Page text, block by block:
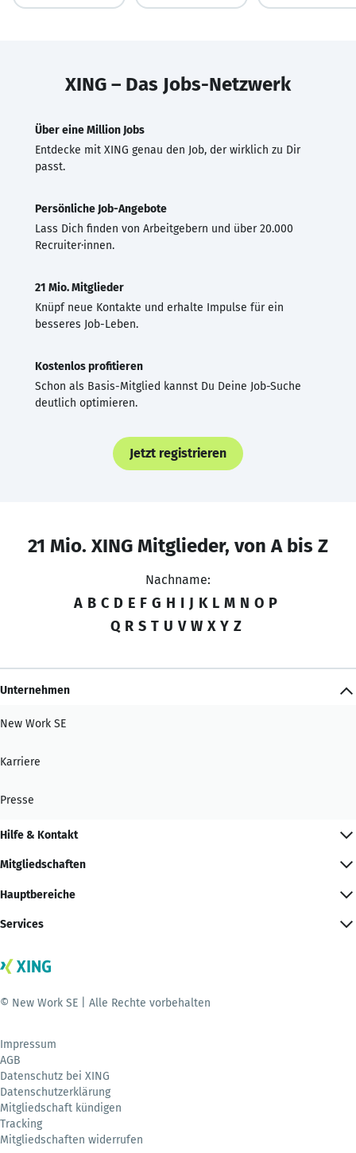
XING – Das Jobs-Netzwerk
Über eine Million Jobs
Entdecke mit XING genau den Job, der wirklich zu Dir
passt.
Persönliche Job-Angebote
Lass Dich finden von Arbeitgebern und über 20.000
Recruiter·innen.
21 Mio. Mitglieder
Knüpf neue Kontakte und erhalte Impulse für ein
besseres Job-Leben.
Kostenlos profitieren
Schon als Basis-Mitglied kannst Du Deine Job-Suche
deutlich optimieren.
Jetzt registrieren
21 Mio. XING Mitglieder, von A bis Z
Nachname:
A B C D E F G H I J K L M N O P
Q R S T U V W X Y Z
Unternehmen
New Work SE
Karriere
Presse
Hilfe & Kontakt
Mitgliedschaften
Hauptbereiche
Services
© New Work SE | Alle Rechte vorbehalten
Impressum
AGB
Datenschutz bei XING
Datenschutzerklärung
Mitgliedschaft kündigen
Tracking
Mitgliedschaften widerrufen